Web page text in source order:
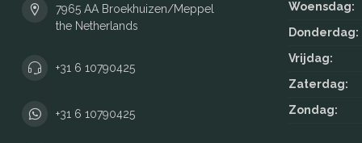
7965 AA Broekhuizen/Meppel
the Netherlands
+31 6 10790425
+31 6 10790425
Woensdag:
Donderdag:
Vrijdag:
Zaterdag:
Zondag: